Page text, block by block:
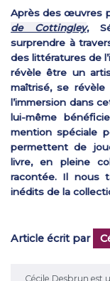
Après des œuvres
de Cottingley,
surprendre à
des littératures de
révèle être un
maîtrisé, se
l’immersion dans
lui-même
mention spéciale
permettent de
livre, en pleine
racontée. Il nous
inédits de la
Article écrit par
Cécile Desbrun est